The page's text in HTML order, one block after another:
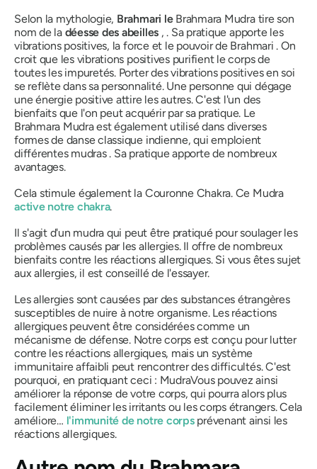
Selon la mythologie, Brahmari le Brahmara Mudratire son
nom de la déesse des abeilles , . Sa pratique apporte les
vibrations positives, la force et le pouvoir de Brahmari . On
croit que les vibrations positives purifient le corps de
toutes les impuretés. Porter des vibrations positives en soi
se reflète dans sa personnalité. Une personne qui dégage
une énergie positive attire les autres. C'est l'un des
bienfaits que l'on peut acquérir par sa pratique. Le
Brahmara Mudra est également utilisé dans diverses
formes de danse classique indienne, qui emploient
différentes mudras. Sa pratique apporte de nombreux
avantages.
Cela stimule également la Couronne Chakra. Ce Mudra
active notre chakra.
Il s'agit d'un mudra qui peut être pratiqué pour soulager les
problèmes causés par les allergies. Il offre de nombreux
bienfaits contre les réactions allergiques. Si vous êtes sujet
aux allergies, il est conseillé de l'essayer.
Les allergies sont causées par des substances étrangères
susceptibles de nuire à notre organisme. Les réactions
allergiques peuvent être considérées comme un
mécanisme de défense. Notre corps est conçu pour lutter
contre les réactions allergiques, mais un système
immunitaire affaibli peut rencontrer des difficultés. C'est
pourquoi, en pratiquant ceci : MudraVous pouvez ainsi
améliorer la réponse de votre corps, qui pourra alors plus
facilement éliminer les irritants ou les corps étrangers. Cela
améliore… l'immunité de notre corpsprévenant ainsi les
réactions allergiques.